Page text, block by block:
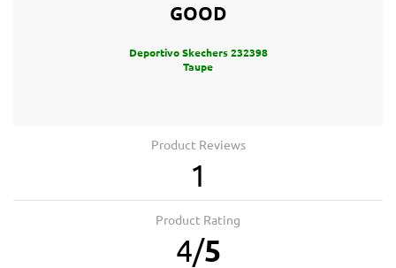
GOOD
Deportivo Skechers 232398
Taupe
Product Reviews
1
Product Rating
4/5